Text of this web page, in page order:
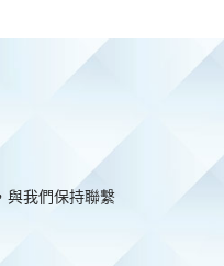
與我們保持聯繫